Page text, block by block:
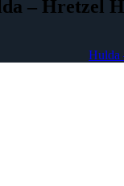
– Hretzel
Hulda